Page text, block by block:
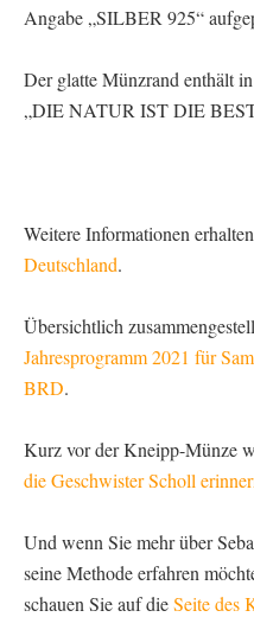
Angabe „SILBER 925“
Der glatte Münzrand enthält
„DIE NATUR IST DIE
Weitere Informationen
Deutschland.
Übersichtlich
Jahresprogramm 2021 für
BRD.
Kurz vor der Kneipp-Münze
die Geschwister Scholl
Und wenn Sie mehr über
seine Methode erfahren
schauen Sie auf dieSeite des